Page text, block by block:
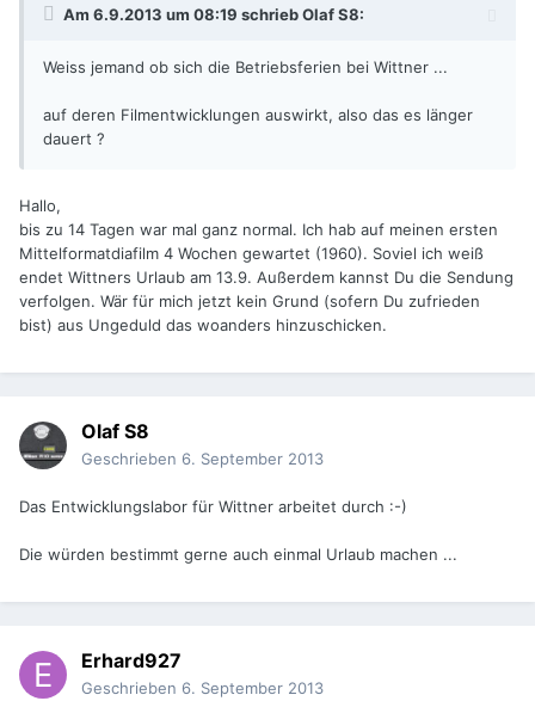
Am 6.9.2013 um 08:19 schrieb Olaf S8:
Weiss jemand ob sich die Betriebsferien bei Wittner ...
auf deren Filmentwicklungen auswirkt, also das es länger
dauert ?
Hallo,
bis zu 14 Tagen war mal ganz normal. Ich hab auf meinen ersten
Mittelformatdiafilm 4 Wochen gewartet (1960). Soviel ich weiß
endet Wittners Urlaub am 13.9. Außerdem kannst Du die Sendung
verfolgen. Wär für mich jetzt kein Grund (sofern Du zufrieden
bist) aus Ungeduld das woanders hinzuschicken.
Olaf S8
Geschrieben 6. September 2013
Das Entwicklungslabor für Wittner arbeitet durch :-)
Die würden bestimmt gerne auch einmal Urlaub machen ...
Erhard927
Geschrieben 6. September 2013